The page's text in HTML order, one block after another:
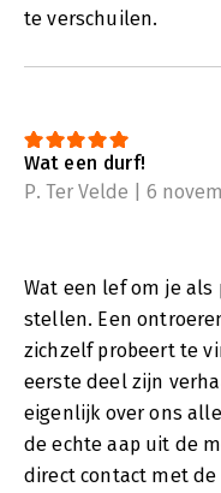
te verschuilen.
Wat een durf!
P. Ter Velde | 6
Wat een lef om je als
stellen. Een
zichzelf probeert te
eerste deel zijn
eigenlijk over ons
de echte aap uit de
direct contact met